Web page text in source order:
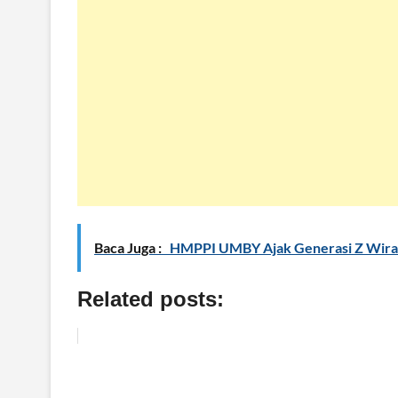
Baca Juga : HMPPI UMBY Ajak Generasi Z
Related posts: